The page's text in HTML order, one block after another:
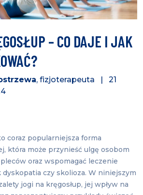
– CO DAJE I JAK
, fizjoterapeuta | 21
coraz popularniejsza forma
która może przynieść ulgę osobom
oraz wspomagać leczenie
czy skolioza. W niniejszym
jogi na kręgosłup, jej wpływ na